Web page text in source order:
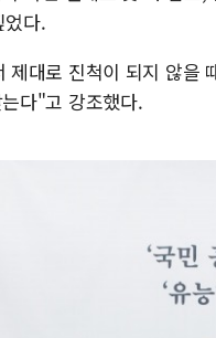
다.
제대로 진척이 되지 않을
다"고 강조했다.